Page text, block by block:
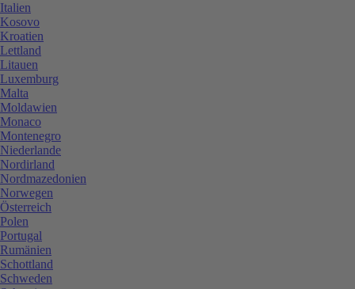
Italien
Kosovo
Kroatien
Lettland
Litauen
Luxemburg
Malta
Moldawien
Monaco
Montenegro
Niederlande
Nordirland
Nordmazedonien
Norwegen
Österreich
Polen
Portugal
Rumänien
Schottland
Schweden